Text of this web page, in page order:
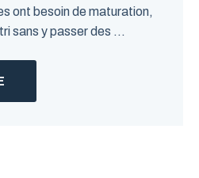
ont besoin de maturation,
sans y passer des ...